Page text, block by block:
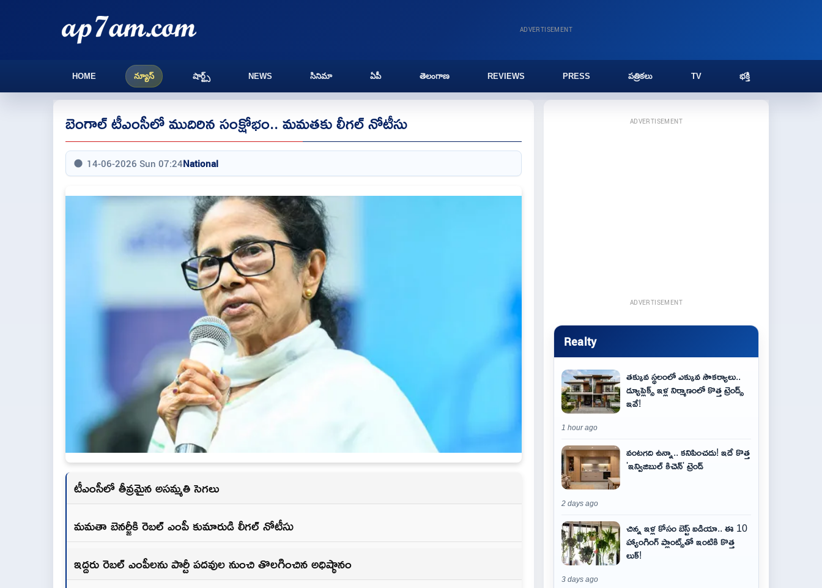
ADVERTISEMENT
HOME న్యూస్ షార్ట్స్ NEWS సినిమా ఏపీ తెలంగాణ REVIEWS PRESS పత్రికలు TV భక్తి
బెంగాల్ టీఎంసీలో ముదిరిన సంక్షోభం.. మమతకు లీగల్ నోటీసు
14-06-2026 Sun 07:24National
టీఎంసీలో తీవ్రమైన అసమ్మతి సెగలు
మమతా బెనర్జీకి రెబల్ ఎంపీ కుమారుడి లీగల్ నోటీసు
ఇద్దరు రెబల్ ఎంపీలను పార్టీ పదవుల నుంచి తొలగించిన అధిష్ఠానం
ADVERTISEMENT
ADVERTISEMENT
Realty
తక్కువ స్థలంలో ఎక్కువ సౌకర్యాలు..
డ్యూప్లెక్స్ ఇళ్ల నిర్మాణంలో కొత్త ట్రెండ్స్
ఇవే!
1 hour ago
వంటగది ఉన్నా.. కనిపించదు! ఇదే కొత్త
'ఇన్విజిబుల్ కిచెన్' ట్రెండ్
2 days ago
చిన్న ఇళ్ల కోసం బెస్ట్ ఐడియా.. ఈ 10
హ్యాంగింగ్ ప్లాంట్స్‌తో ఇంటికి కొత్త
లుక్!
3 days ago